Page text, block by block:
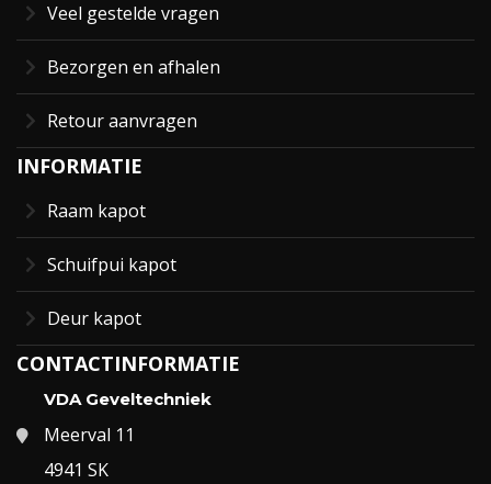
Veel gestelde vragen
Bezorgen en afhalen
Retour aanvragen
INFORMATIE
Raam kapot
Schuifpui kapot
Deur kapot
CONTACTINFORMATIE
VDA Geveltechniek
Meerval 11
4941 SK